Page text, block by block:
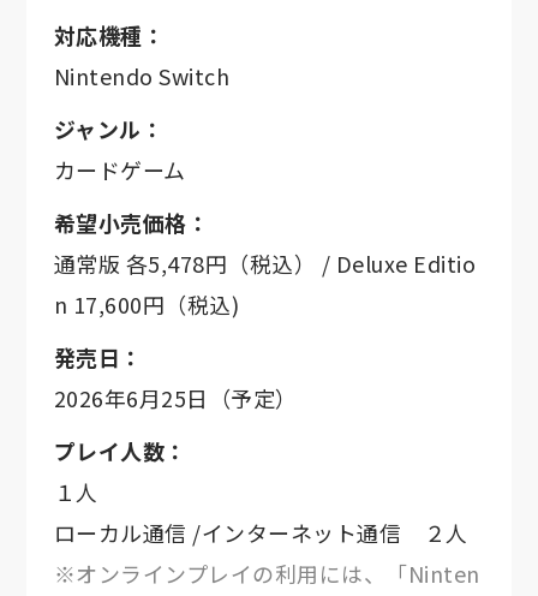
対応機種：
Nintendo Switch
ジャンル：
カードゲーム
希望小売価格：
通常版 各5,478円（税込） / Deluxe Editio
n 17,600円（税込)
発売日：
2026年6月25日（予定）
プレイ人数：
１人
ローカル通信 /インターネット通信 ２人
※オンラインプレイの利用には、「Ninten